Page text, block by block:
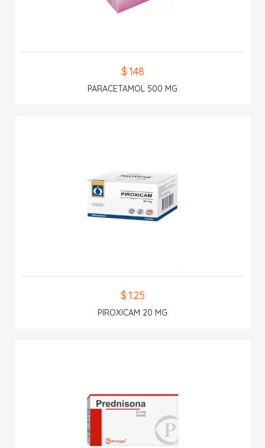
$ 1.48
PARACETAMOL 500 MG
$ 1.25
PIROXICAM 20 MG